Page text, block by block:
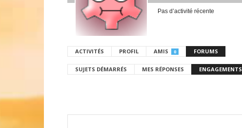
Pas d’activité récente
ACTIVITÉS PROFIL AMIS 0 FORUMS
SUJETS DÉMARRÉS MES RÉPONSES ENGAGEMENTS